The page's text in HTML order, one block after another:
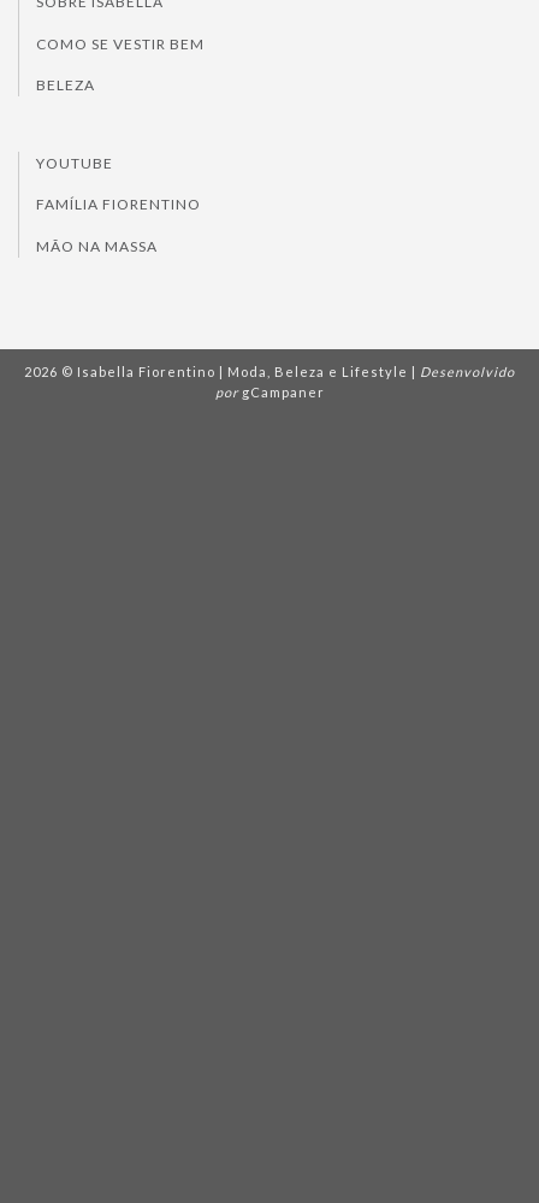
COMO SE VESTIR BEM
BELEZA
YOUTUBE
FAMÍLIA FIORENTINO
MÃO NA MASSA
2026 © Isabella Fiorentino | Moda, Beleza e Lifestyle | Desenvolvido
por gCampaner